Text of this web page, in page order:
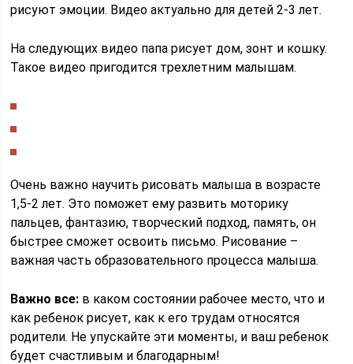
рисуют эмоции. Видео актуально для детей 2-3 лет.
На следующих видео папа рисует дом, зонт и кошку.
Такое видео пригодится трехлетним малышам.
Очень важно научить рисовать малыша в возрасте
1,5-2 лет. Это поможет ему развить моторику
пальцев, фантазию, творческий подход, память, он
быстрее сможет освоить письмо. Рисование –
важная часть образовательного процесса малыша.
Важно все: в каком состоянии рабочее место, что и
как ребенок рисует, как к его трудам относятся
родители. Не упускайте эти моменты, и ваш ребенок
будет счастливым и благодарным!